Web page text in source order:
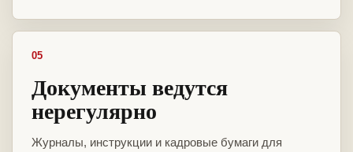
05
Документы ведутся
нерегулярно
Журналы, инструкции и кадровые бумаги для